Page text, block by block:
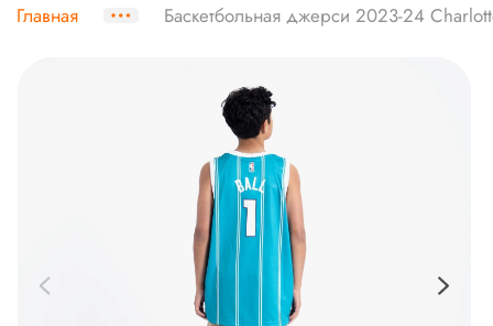
Главная Баскетбольная джерси 2023-24